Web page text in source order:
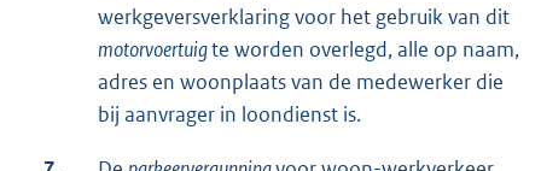
werkgeversverklaring voor het gebruik van dit
motorvoertuigte worden overlegd, alle op naam,
adres en woonplaats van de medewerker die
bij aanvrager in loondienst is.